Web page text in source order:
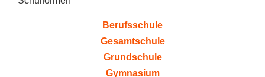
Berufsschule
Gesamtschule
Grundschule
Gymnasium